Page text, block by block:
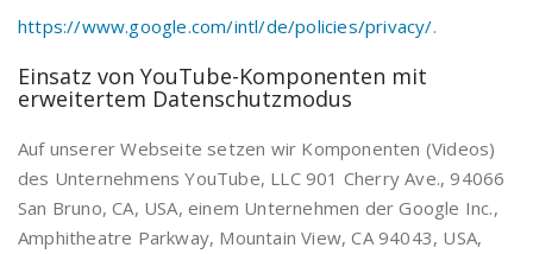
https://www.google.com/intl/de/policies/privacy/.
Einsatz von YouTube-Komponenten mit
erweitertem Datenschutzmodus
Auf unserer Webseite setzen wir Komponenten (Videos)
des Unternehmens YouTube, LLC 901 Cherry Ave., 94066
San Bruno, CA, USA, einem Unternehmen der Google Inc.,
Amphitheatre Parkway, Mountain View, CA 94043, USA,